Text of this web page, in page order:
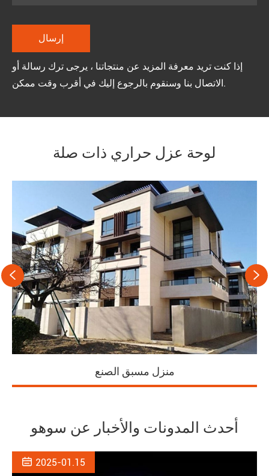
إذا كنت تريد معرفة المزيد عن منتجاتنا ، يرجى ترك رسالة أو
الاتصال بنا وسنقوم بالرجوع إليك في أقرب وقت ممكن.
لوحة عزل حراري ذات صلة
لوحة حائط مدمجة (خارجية)
 
أحدث المدونات والأخبار عن سوهو
 2025-01.15